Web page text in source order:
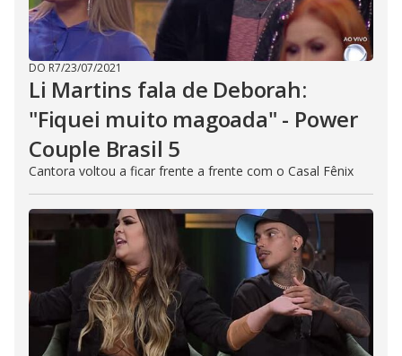
DO R7/23/07/2021
Li Martins fala de Deborah:
"Fiquei muito magoada" - Power
Couple Brasil 5
Cantora voltou a ficar frente a frente com o Casal Fênix